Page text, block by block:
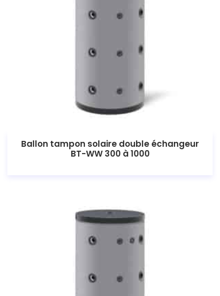
Ballon tampon solaire double échangeur
BT-WW 300 à 1000